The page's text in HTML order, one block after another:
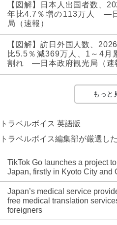
【図解】日本人出国者数、
年比4.7％増の113万人 ―
局（速報）
【図解】訪日外国人数、
比5.5％減369万人、1～4月
割れ ―日本政府観光局（速
もっと
トラベルボイス 英語版
トラベルボイス編集部が厳選し
TikTok Go launches a project
Japan, firstly in Kyoto City and
Japan’s medical service
free medical translation
foreigners